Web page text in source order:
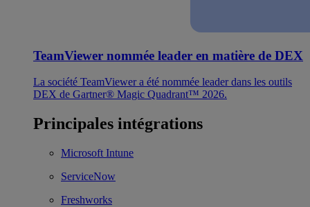
TeamViewer nommée leader en matière de DEX
La société TeamViewer a été nommée leader dans les outils
DEX de Gartner® Magic Quadrant™ 2026.
Principales intégrations
Microsoft Intune
ServiceNow
Freshworks